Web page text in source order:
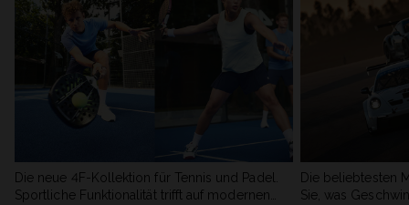
Die neue 4F-Kollektion für Tennis und Padel.
Sportliche Funktionalität trifft auf modernen
Die beliebtesten
Sie, was